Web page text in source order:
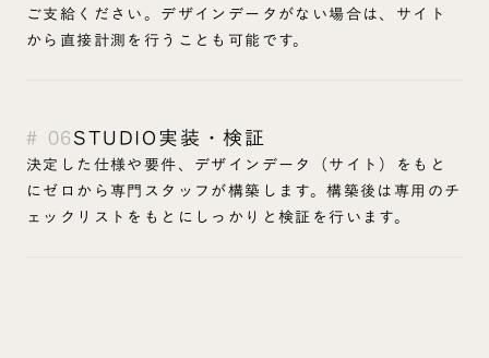
ご支給ください。デザインデータがない場合は、サイト
から直接計測を行うことも可能です。
# 06STUDIO実装・検証
決定した仕様や要件、デザインデータ（サイト）をもと
にゼロから専門スタッフが構築します。構築後は専用のチ
ェックリストをもとにしっかりと検証を行います。